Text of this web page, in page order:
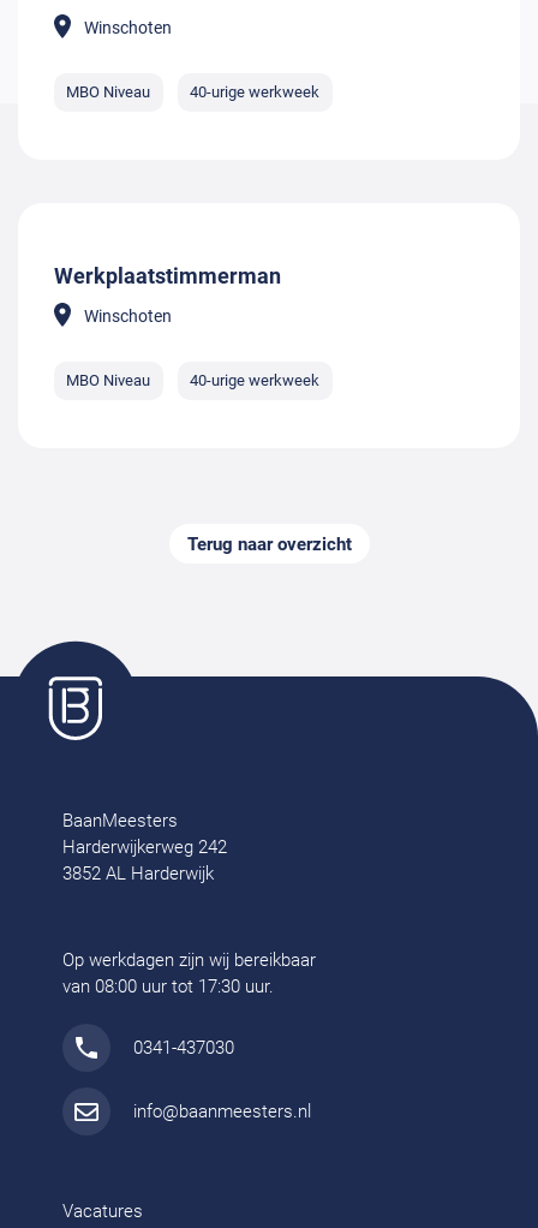
Winschoten
MBO Niveau 40-urige werkweek
Werkplaatstimmerman
Winschoten
MBO Niveau 40-urige werkweek
Terug naar overzicht
BaanMeesters
Harderwijkerweg 242
3852 AL Harderwijk
Op werkdagen zijn wij bereikbaar
van 08:00 uur tot 17:30 uur.
0341-437030
info@baanmeesters.nl
Vacatures